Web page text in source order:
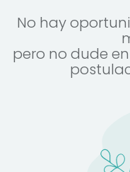
No hay
pero no dude en